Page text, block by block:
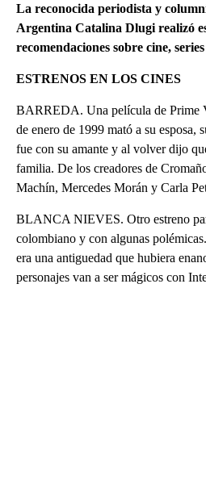
La reconocida periodista y
Argentina Catalina Dlugi realizó
recomendaciones sobre cine,
ESTRENOS EN LOS CINES
BARREDA. Una película de Prime
de enero de 1999 mató a su esposa,
fue con su amante y al volver dijo
familia. De los creadores de
Machín, Mercedes Morán y Carla
BLANCA NIEVES. Otro estreno
colombiano y con algunas
era una antiguedad que hubiera
personajes van a ser mágicos con